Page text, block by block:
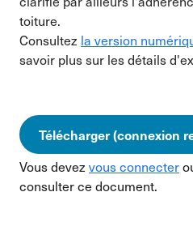
toiture.
Consultez la version
savoir plus sur les détails
Télécharger (connexion
Vous devez vous connecter
consulter ce document.